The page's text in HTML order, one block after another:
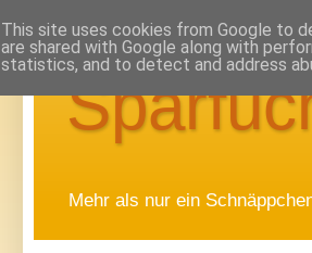
Mehr als nur ein
This site uses cookies from Google to
are shared with Google along with
statistics, and to detect and address